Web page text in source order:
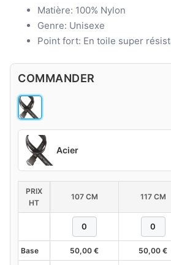
Matière: 100% Nylon
Genre: Unisexe
Point fort: En toile super
COMMANDER
Acier
PRIX
HT
107 CM 117 CM
Base 50,00 € 50,00 €